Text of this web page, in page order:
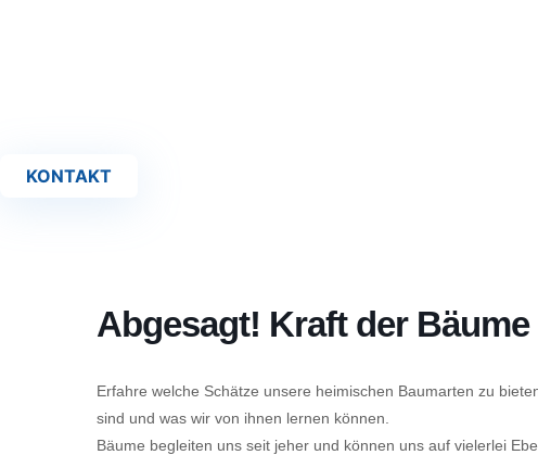
KONTAKT
Abgesagt! Kraft der Bäume
Erfahre welche Schätze unsere heimischen Baumarten zu
sind und was wir von ihnen lernen können.
Bäume begleiten uns seit jeher und können uns auf vielerlei